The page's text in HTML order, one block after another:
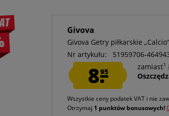
Givova
Givova Getry piłkarskie
Nr artykułu:
51959706-
8.95
zamiast1
Wszystkie ceny podatek VAT i nie
Otrzymaj 1 punktów bonusowych!